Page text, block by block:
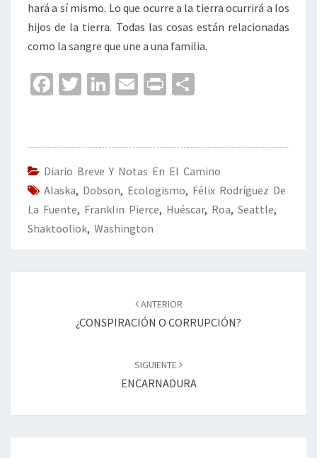
hará a sí mismo. Lo que ocurre a la tierra ocurrirá a los
hijos de la tierra. Todas las cosas están relacionadas
como la sangre que une a una familia.
Fa
o
o
k
T
er
Li
dI
n
E
l
Pr
p
ar
tir
Diario Breve Y Notas En El Camino
Alaska, Dobson, Ecologismo, Félix Rodríguez De
La Fuente, Franklin Pierce, Huéscar, Roa, Seattle,
Shaktooliok, Washington
ANTERIOR
¿CONSPIRACIÓN O CORRUPCIÓN?
SIGUIENTE
ENCARNADURA